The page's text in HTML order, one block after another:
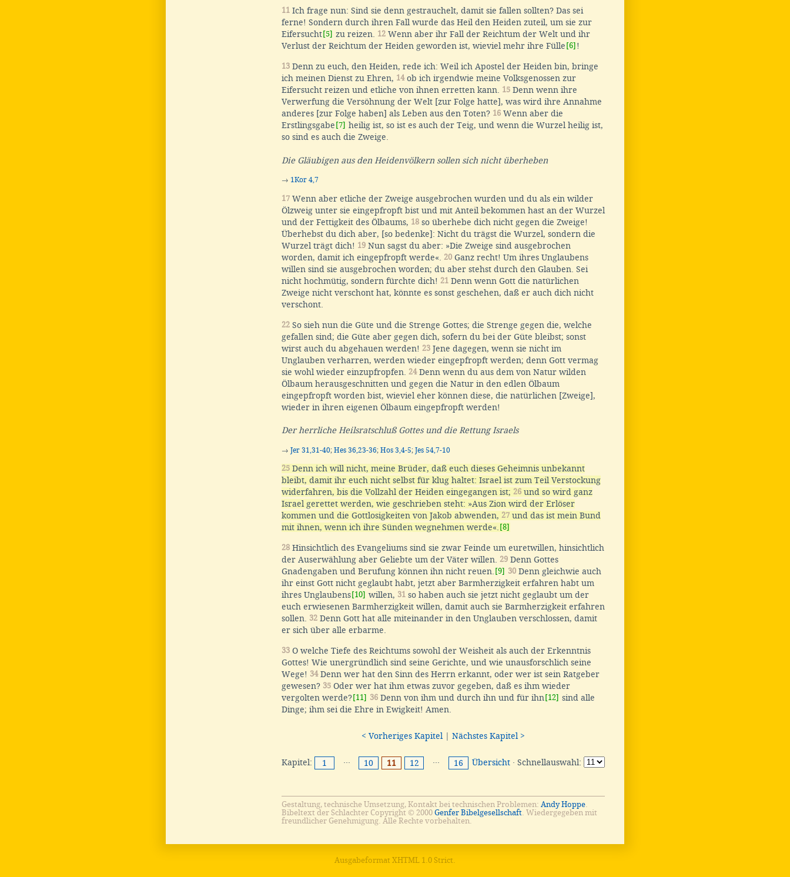
11 Ich frage nun: Sind sie denn gestrauchelt, damit sie fallen sollten? Das sei
ferne! Sondern durch ihren Fall wurde das Heil den Heiden zuteil, um sie zur
Eifersucht [5] zu reizen. 12 Wenn aber ihr Fall der Reichtum der Welt und ihr
Verlust der Reichtum der Heiden geworden ist, wieviel mehr ihre Fülle [6] !
13 Denn zu euch, den Heiden, rede ich: Weil ich Apostel der Heiden bin, bringe
ich meinen Dienst zu Ehren, 14ob ich irgendwie meine Volksgenossen zur
Eifersucht reizen und etliche von ihnen erretten kann. 15 Denn wenn ihre
Verwerfung die Versöhnung der Welt [zur Folge hatte], was wird ihre Annahme
anderes [zur Folge haben] als Leben aus den Toten? 16 Wenn aber die
Erstlingsgabe [7] heilig ist, so ist es auch der Teig, und wenn die Wurzel heilig ist,
so sind es auch die Zweige.
Die Gläubigen aus den Heidenvölkern sollen sich nicht überheben
→ 1Kor 4,7
17 Wenn aber etliche der Zweige ausgebrochen wurden und du als ein wilder
Ölzweig unter sie eingepfropft bist und mit Anteil bekommen hast an der Wurzel
und der Fettigkeit des Ölbaums, 18 so überhebe dich nicht gegen die Zweige!
Überhebst du dich aber, [so bedenke]: Nicht du trägst die Wurzel, sondern die
Wurzel trägt dich! 19 Nun sagst du aber: »Die Zweige sind ausgebrochen
worden, damit ich eingepfropft werde«. 20 Ganz recht! Um ihres Unglaubens
willen sind sie ausgebrochen worden; du aber stehst durch den Glauben. Sei
nicht hochmütig, sondern fürchte dich! 21 Denn wenn Gott die natürlichen
Zweige nicht verschont hat, könnte es sonst geschehen, daß er auch dich nicht
verschont.
22 So sieh nun die Güte und die Strenge Gottes; die Strenge gegen die, welche
gefallen sind; die Güte aber gegen dich, sofern du bei der Güte bleibst; sonst
wirst auch du abgehauen werden! 23 Jene dagegen, wenn sie nicht im
Unglauben verharren, werden wieder eingepfropft werden; denn Gott vermag
sie wohl wieder einzupfropfen. 24Denn wenn du aus dem von Natur wilden
Ölbaum herausgeschnitten und gegen die Natur in den edlen Ölbaum
eingepfropft worden bist, wieviel eher können diese, die natürlichen [Zweige],
wieder in ihren eigenen Ölbaum eingepfropft werden!
Der herrliche Heilsratschluß Gottes und die Rettung Israels
→ Jer 31,31-40; Hes 36,23-36; Hos 3,4-5; Jes 54,7-10
25 Denn ich will nicht, meine Brüder, daß euch dieses Geheimnis unbekannt
bleibt, damit ihr euch nicht selbst für klug haltet: Israel ist zum Teil Verstockung
widerfahren, bis die Vollzahl der Heiden eingegangen ist; 26 und so wird ganz
Israel gerettet werden, wie geschrieben steht: »Aus Zion wird der Erlöser
kommen und die Gottlosigkeiten von Jakob abwenden, 27 und das ist mein Bund
mit ihnen, wenn ich ihre Sünden wegnehmen werde«. [8]
28 Hinsichtlich des Evangeliums sind sie zwar Feinde um euretwillen, hinsichtlich
der Auserwählung aber Geliebte um der Väter willen. 29 Denn Gottes
Gnadengaben und Berufung können ihn nicht reuen. [9] 30 Denn gleichwie auch
ihr einst Gott nicht geglaubt habt, jetzt aber Barmherzigkeit erfahren habt um
ihres Unglaubens [10] willen, 31 so haben auch sie jetzt nicht geglaubt um der
euch erwiesenen Barmherzigkeit willen, damit auch sie Barmherzigkeit erfahren
sollen. 32 Denn Gott hat alle miteinander in den Unglauben verschlossen, damit
er sich über alle erbarme.
33 O welche Tiefe des Reichtums sowohl der Weisheit als auch der Erkenntnis
Gottes! Wie unergründlich sind seine Gerichte, und wie unausforschlich seine
Wege! 34Denn wer hat den Sinn des Herrn erkannt, oder wer ist sein Ratgeber
gewesen? 35 Oder wer hat ihm etwas zuvor gegeben, daß es ihm wieder
vergolten werde? [11] 36 Denn von ihm und durch ihn und für ihn [12] sind alle
Dinge; ihm sei die Ehre in Ewigkeit! Amen.
< Vorheriges Kapitel Nächstes Kapitel >
Kapitel: 1 ··· 10 11 12 ··· 16 Übersicht · Schnellauswahl:
Gestaltung, technische Umsetzung, Kontakt bei technischen Problemen: Andy Hoppe.
Bibeltext der Schlachter Copyright © 2000 Genfer Bibelgesellschaft. Wiedergegeben mit
freundlicher Genehmigung. Alle Rechte vorbehalten.
Ausgabeformat XHTML 1.0 Strict.